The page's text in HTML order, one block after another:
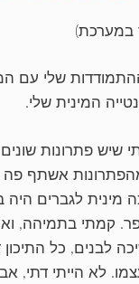
במערכת)
שלי עם
המינית שלי.
שיש פתרונות
אשתף פה
מינית לגברים
לבנים, כל
לא הייתי